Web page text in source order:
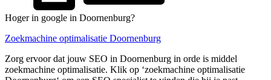
Hoger in google in Doornenburg?
Zoekmachine optimalisatie Doornenburg
Zorg ervoor dat jouw SEO in Doornenburg in orde is middel
zoekmachine optimalisatie. Klik op ‘zoekmachine optimalisatie